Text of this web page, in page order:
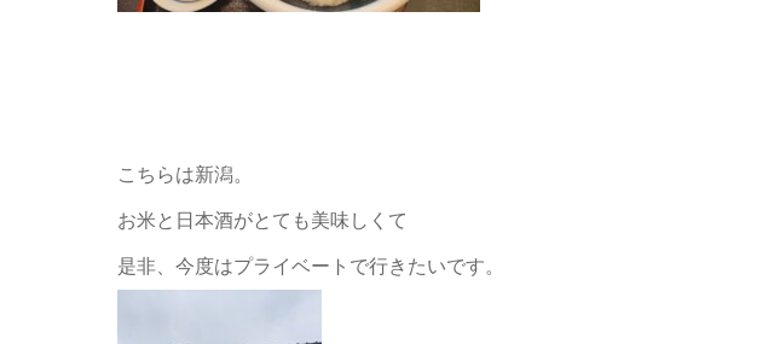
こちらは新潟。
お米と日本酒がとても美味しくて
是非、今度はプライベートで行きたいです。